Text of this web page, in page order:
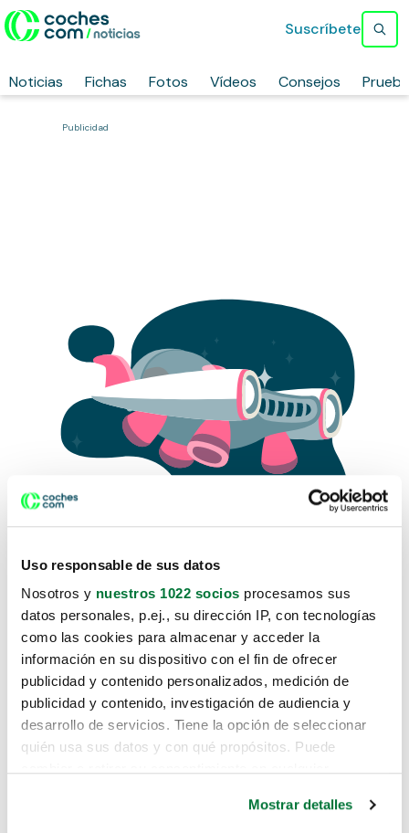
Uso responsable de sus datos
Nosotros y nuestros 1022 socios procesamos sus
datos personales, p.ej., su dirección IP, con tecnologías
como las cookies para almacenar y acceder la
información en su dispositivo con el fin de ofrecer
publicidad y contenido personalizados, medición de
publicidad y contenido, investigación de audiencia y
desarrollo de servicios. Tiene la opción de seleccionar
quién usa sus datos y con qué propósitos. Puede
Mostrar detalles
Noticias Fichas Fotos Vídeos Consejos
Suscríbete
Publicidad
Lo sentimos, no sabemos como
te hemos traido hasta aquí.
Pero puedes encontrar el coche que estás
buscando en alguno de estos enlaces: